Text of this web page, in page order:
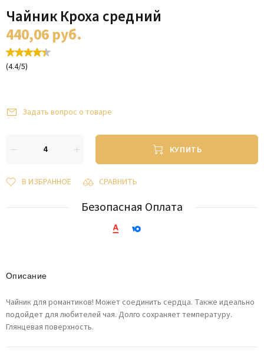
Чайник Кроха средний
440,06руб.
(4.4/5)
Задать вопрос о товаре
КУПИТЬ
В ИЗБРАННОЕ СРАВНИТЬ
Безопасная Оплата
Описание
Чайник для романтиков! Может соединить сердца. Также идеально
подойдет для любителей чая. Долго сохраняет температуру.
Глянцевая поверхность.